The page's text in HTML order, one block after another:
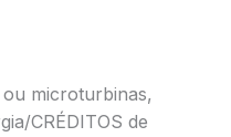
microturbinas,
CRÉDITOS de